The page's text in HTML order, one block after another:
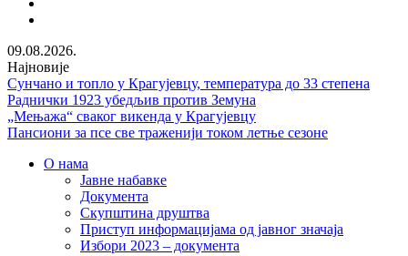
09.08.2026.
Најновије
Сунчано и топло у Крагујевцу, температура до 33 степена
Раднички 1923 убедљив против Земуна
„Мењажа“ сваког викенда у Крагујевцу
Пансиони за псе све траженији током летње сезоне
О нама
Јавне набавке
Документа
Скупштина друштва
Приступ информацијама од јавног значаја
Избори 2023 – документа